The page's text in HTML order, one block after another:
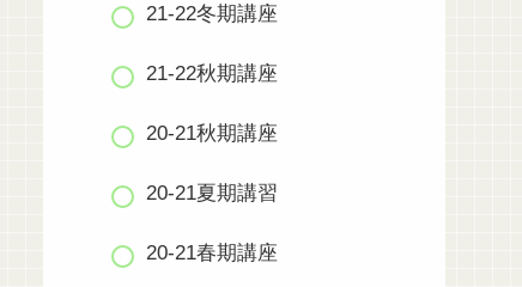
21-22冬期講座
21-22秋期講座
20-21秋期講座
20-21夏期講習
20-21春期講座